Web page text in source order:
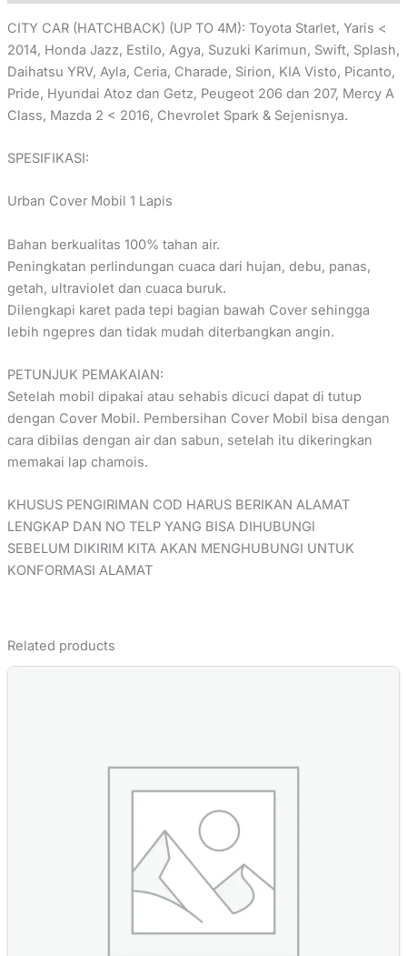
CITY CAR (HATCHBACK) (UP TO 4M): Toyota Starlet, Yaris <
2014, Honda Jazz, Estilo, Agya, Suzuki Karimun, Swift, Splash,
Daihatsu YRV, Ayla, Ceria, Charade, Sirion, KIA Visto, Picanto,
Pride, Hyundai Atoz dan Getz, Peugeot 206 dan 207, Mercy A
Class, Mazda 2 < 2016, Chevrolet Spark & Sejenisnya.
SPESIFIKASI:
Urban Cover Mobil 1 Lapis
Bahan berkualitas 100% tahan air.
Peningkatan perlindungan cuaca dari hujan, debu, panas,
getah, ultraviolet dan cuaca buruk.
Dilengkapi karet pada tepi bagian bawah Cover sehingga
lebih ngepres dan tidak mudah diterbangkan angin.
PETUNJUK PEMAKAIAN:
Setelah mobil dipakai atau sehabis dicuci dapat di tutup
dengan Cover Mobil. Pembersihan Cover Mobil bisa dengan
cara dibilas dengan air dan sabun, setelah itu dikeringkan
memakai lap chamois.
KHUSUS PENGIRIMAN COD HARUS BERIKAN ALAMAT
LENGKAP DAN NO TELP YANG BISA DIHUBUNGI
SEBELUM DIKIRIM KITA AKAN MENGHUBUNGI UNTUK
KONFORMASI ALAMAT
Related products